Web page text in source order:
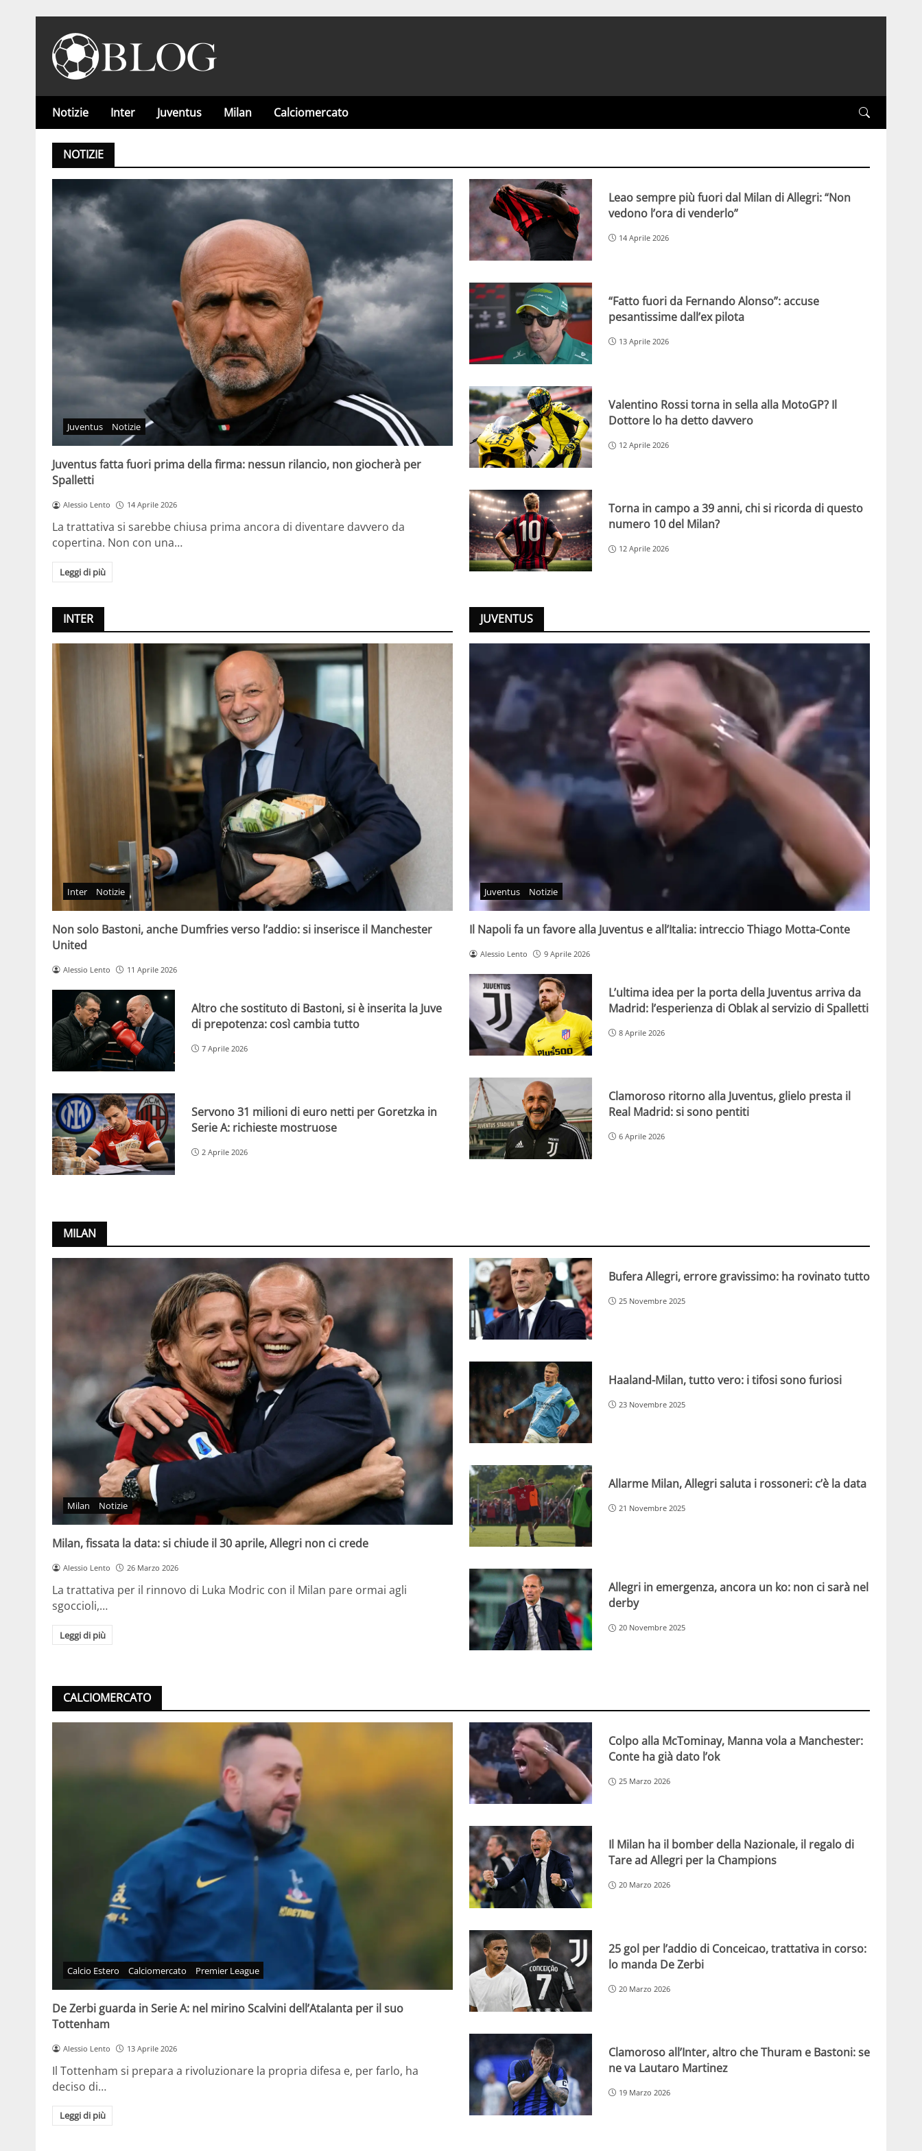
Notizie Inter Juventus Milan Calciomercato
NOTIZIE
Juventus Notizie
Juventus fatta fuori prima della firma: nessun rilancio, non giocherà per
Spalletti
Alessio Lento 14 Aprile 2026
La trattativa si sarebbe chiusa prima ancora di diventare davvero da
copertina. Non con una…
Leggi di più
Leao sempre più fuori dal Milan di Allegri: “Non
vedono l’ora di venderlo”
14 Aprile 2026
“Fatto fuori da Fernando Alonso”: accuse
pesantissime dall’ex pilota
13 Aprile 2026
Valentino Rossi torna in sella alla MotoGP? Il
Dottore lo ha detto davvero
12 Aprile 2026
Torna in campo a 39 anni, chi si ricorda di questo
numero 10 del Milan?
12 Aprile 2026
INTER
Inter Notizie
Non solo Bastoni, anche Dumfries verso l’addio: si inserisce il Manchester
United
Alessio Lento 11 Aprile 2026
Altro che sostituto di Bastoni, si è inserita la Juve
di prepotenza: così cambia tutto
7 Aprile 2026
Servono 31 milioni di euro netti per Goretzka in
Serie A: richieste mostruose
2 Aprile 2026
JUVENTUS
Juventus Notizie
Il Napoli fa un favore alla Juventus e all’Italia: intreccio Thiago Motta-Conte
Alessio Lento 9 Aprile 2026
L’ultima idea per la porta della Juventus arriva da
Madrid: l’esperienza di Oblak al servizio di Spalletti
8 Aprile 2026
Clamoroso ritorno alla Juventus, glielo presta il
Real Madrid: si sono pentiti
6 Aprile 2026
MILAN
Milan Notizie
Milan, fissata la data: si chiude il 30 aprile, Allegri non ci crede
Alessio Lento 26 Marzo 2026
La trattativa per il rinnovo di Luka Modric con il Milan pare ormai agli
sgoccioli,…
Leggi di più
Bufera Allegri, errore gravissimo: ha rovinato tutto
25 Novembre 2025
Haaland-Milan, tutto vero: i tifosi sono furiosi
23 Novembre 2025
Allarme Milan, Allegri saluta i rossoneri: c’è la data
21 Novembre 2025
Allegri in emergenza, ancora un ko: non ci sarà nel
derby
20 Novembre 2025
CALCIOMERCATO
Calcio Estero Calciomercato Premier League
De Zerbi guarda in Serie A: nel mirino Scalvini dell’Atalanta per il suo
Tottenham
Alessio Lento 13 Aprile 2026
Il Tottenham si prepara a rivoluzionare la propria difesa e, per farlo, ha
deciso di…
Leggi di più
Colpo alla McTominay, Manna vola a Manchester:
Conte ha già dato l’ok
25 Marzo 2026
Il Milan ha il bomber della Nazionale, il regalo di
Tare ad Allegri per la Champions
20 Marzo 2026
25 gol per l’addio di Conceicao, trattativa in corso:
lo manda De Zerbi
20 Marzo 2026
Clamoroso all’Inter, altro che Thuram e Bastoni: se
ne va Lautaro Martinez
19 Marzo 2026